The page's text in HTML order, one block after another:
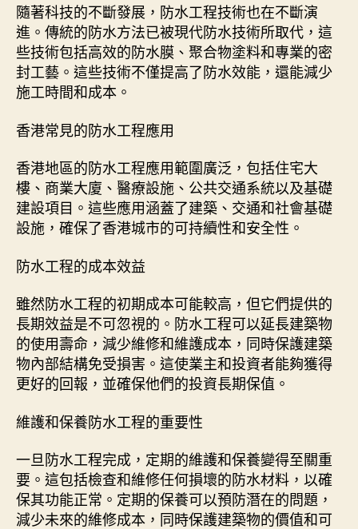
隨著科技的不斷發展，防水工程技術也在不斷演
進。傳統的防水方法已被現代防水技術所取代，這
些技術包括高效的防水膜、聚合物塗料和專業的密
封工藝。這些技術不僅提高了防水效能，還能減少
施工時間和成本。
香港常見的防水工程應用
香港地區的防水工程應用範圍廣泛，包括住宅大
樓、商業大廈、醫療設施、公共交通系統以及基礎
建設項目。這些應用涵蓋了建築、交通和社會基礎
設施，確保了香港城市的可持續性和安全性。
防水工程的成本效益
雖然防水工程的初期成本可能較高，但它們提供的
長期效益是不可忽視的。防水工程可以延長建築物
的使用壽命，減少維修和維護成本，同時保護建築
物內部結構免受損害。這使業主和投資者能夠獲得
更好的回報，並確保他們的投資長期保值。
維護和保養防水工程的重要性
一旦防水工程完成，定期的維護和保養變得至關重
要。這包括檢查和維修任何損壞的防水材料，以確
保其功能正常。定期的保養可以預防潛在的問題，
減少未來的維修成本，同時保護建築物的價值和可